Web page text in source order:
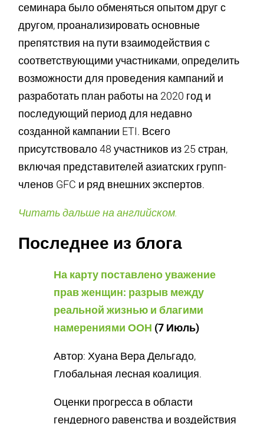
семинара было обменяться опытом друг с
другом, проанализировать основные
препятствия на пути взаимодействия с
соответствующими участниками, определить
возможности для проведения кампаний и
разработать план работы на 2020 год и
последующий период для недавно
созданной кампании ETI. Всего
присутствовало 48 участников из 25 стран,
включая представителей азиатских групп-
членов GFC и ряд внешних экспертов.
Читать дальше на английском.
Последнее из блога
На карту поставлено уважение
прав женщин: разрыв между
реальной жизнью и благими
намерениями ООН (7 Июль)
Автор: Хуана Вера Дельгадо,
Глобальная лесная коалиция.
Оценки прогресса в области
гендерного равенства и воздействия